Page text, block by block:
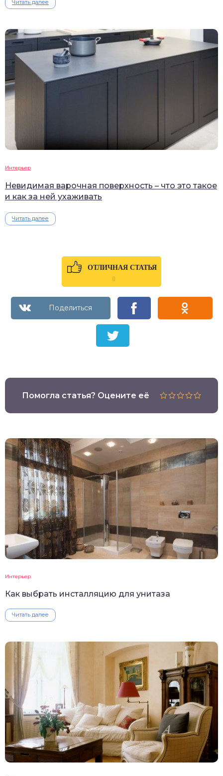
Читать далее
Интерьер
Невидимая варочная поверхность – что это такое
и как за ней ухаживать
Читать далее
ОТЛИЧНАЯ СТАТЬЯ
0
Помогла статья? Оцените её
Интерьер
Как выбрать инсталляцию для унитаза
Читать далее